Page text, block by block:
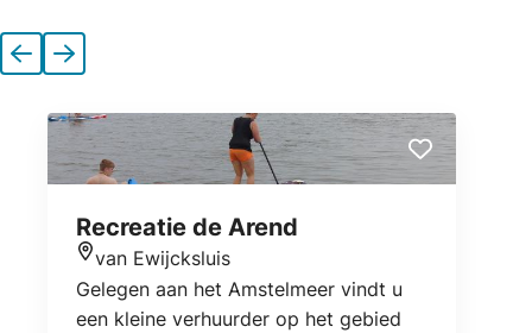
VorherigeNächste
Recreatie de Arend
Standort
van Ewijcksluis
Gelegen aan het Amstelmeer vindt u
een kleine verhuurder op het gebied